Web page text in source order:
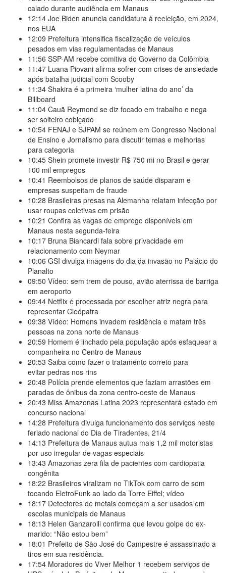
calado durante audiência em Manaus
12:14 Joe Biden anuncia candidatura à reeleição, em 2024,
nos EUA
12:09 Prefeitura intensifica fiscalização de veículos
pesados em vias regulamentadas de Manaus
11:56 SSP-AM recebe comitiva do Governo da Colômbia
11:47 Luana Piovani afirma sofrer com crises de ansiedade
após batalha judicial com Scooby
11:34 Shakira é a primeira ‘mulher latina do ano’ da
Billboard
11:04 Cauã Reymond se diz focado em trabalho e nega
ser solteiro cobiçado
10:54 FENAJ e SJPAM se reúnem em Congresso Nacional
de Ensino e Jornalismo para discutir temas e melhorias
para categoria
10:45 Shein promete investir R$ 750 mi no Brasil e gerar
100 mil empregos
10:41 Reembolsos de planos de saúde disparam e
empresas suspeitam de fraude
10:28 Brasileiras presas na Alemanha relatam infecção por
usar roupas coletivas em prisão
10:21 Confira as vagas de emprego disponíveis em
Manaus nesta segunda-feira
10:17 Bruna Biancardi fala sobre privacidade em
relacionamento com Neymar
10:06 GSI divulga imagens do dia da invasão no Palácio do
Planalto
09:50 Vídeo: sem trem de pouso, avião aterrissa de barriga
em aeroporto
09:44 Netflix é processada por escolher atriz negra para
representar Cleópatra
09:38 Vídeo: Homens invadem residência e matam três
pessoas na zona norte de Manaus
20:59 Homem é linchado pela população após esfaquear a
companheira no Centro de Manaus
20:53 Saiba como fazer o tratamento correto para
evitar pedras nos rins
20:48 Polícia prende elementos que faziam arrastões em
paradas de ônibus da zona centro-oeste de Manaus
20:43 Miss Amazonas Latina 2023 representará estado em
concurso nacional
14:28 Prefeitura divulga funcionamento dos serviços neste
feriado nacional do Dia de Tiradentes, 21/4
14:13 Prefeitura de Manaus autua mais 1,2 mil motoristas
por uso irregular de vagas especiais
13:43 Amazonas zera fila de pacientes com cardiopatia
congênita
18:22 Brasileiros viralizam no TikTok com carro de som
tocando EletroFunk ao lado da Torre Eiffel; vídeo
18:17 Detectores de metais começam a ser usados em
escolas municipais de Manaus
18:13 Helen Ganzarolli confirma que levou golpe do ex-
marido: “Não estou bem”
18:01 Prefeito de São José do Campestre é assassinado a
tiros em sua residência.
17:54 Moradores do Viver Melhor 1 recebem serviços de